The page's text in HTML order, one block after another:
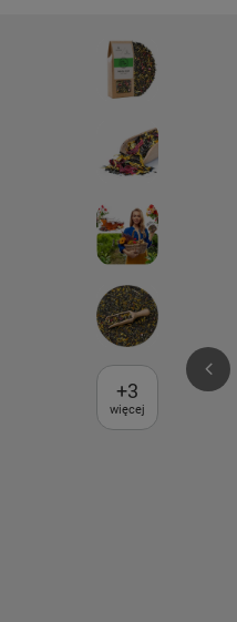
+3
więcej